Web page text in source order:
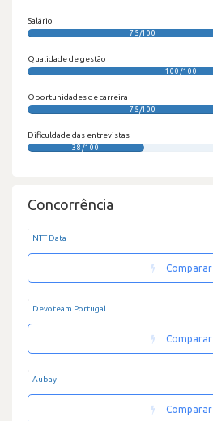
Salário
75/100
Qualidade de gestão
100/100
Oportunidades de carreira
75/100
Dificuldade das entrevistas
38/100
Concorrência
NTT Data
Comparar
Devoteam Portugal
Comparar
Aubay
Comparar